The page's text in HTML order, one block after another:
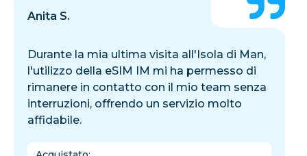
Anita S.
Durante la mia ultima visita all'Isola di Man,
l'utilizzo della eSIM IM mi ha permesso di
rimanere in contatto con il mio team senza
interruzioni, offrendo un servizio molto
affidabile.